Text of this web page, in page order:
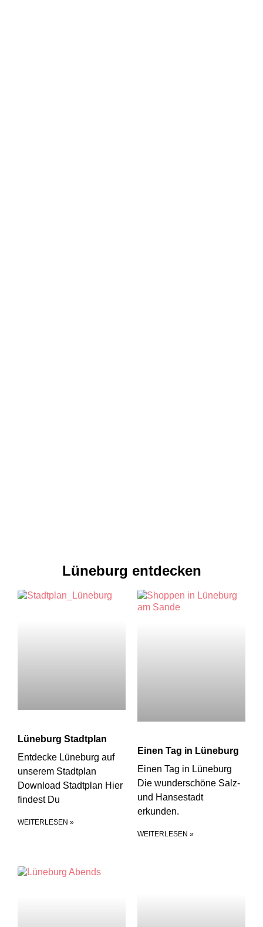
Lüneburg entdecken
Lüneburg Stadtplan
Entdecke Lüneburg auf
unserem Stadtplan
Download Stadtplan Hier
findest Du
WEITERLESEN »
Einen Tag in Lüneburg
Einen Tag in Lüneburg
Die wunderschöne Salz-
und Hansestadt
erkunden.
WEITERLESEN »